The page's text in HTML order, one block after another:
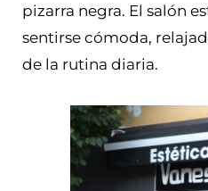
pizarra negra. El salón
sentirse cómoda,
de la rutina diaria.